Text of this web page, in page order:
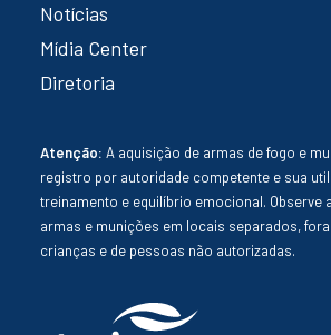
Notícias
Mídia Center
Diretoria
Atenção: A aquisição de armas de fogo e
registro por autoridade competente e sua
treinamento e equilíbrio emocional. Observe
armas e munições em locais separados,
crianças e de pessoas não autorizadas.